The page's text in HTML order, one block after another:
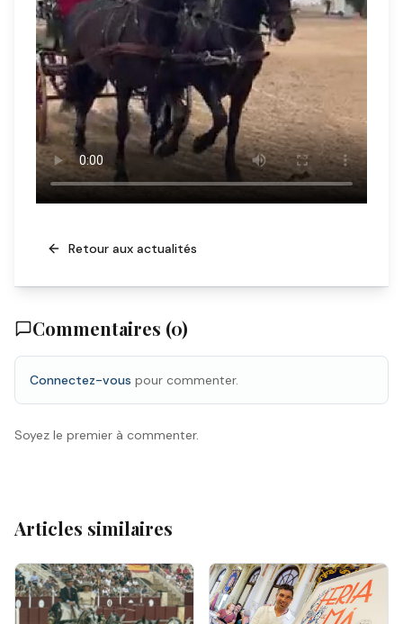
Retour aux actualités
Commentaires (0)
Connectez-vous pour commenter.
Soyez le premier à commenter.
Articles similaires